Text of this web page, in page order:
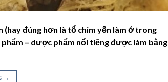
(hay đúng hơn là tổ chim yến làm ở trong
– dược phẩm nổi tiếng được làm bằng
→